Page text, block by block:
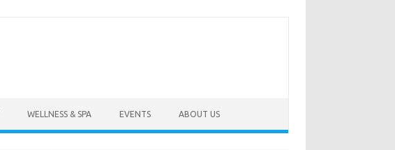
WELLNESS & SPA EVENTS ABOUT US